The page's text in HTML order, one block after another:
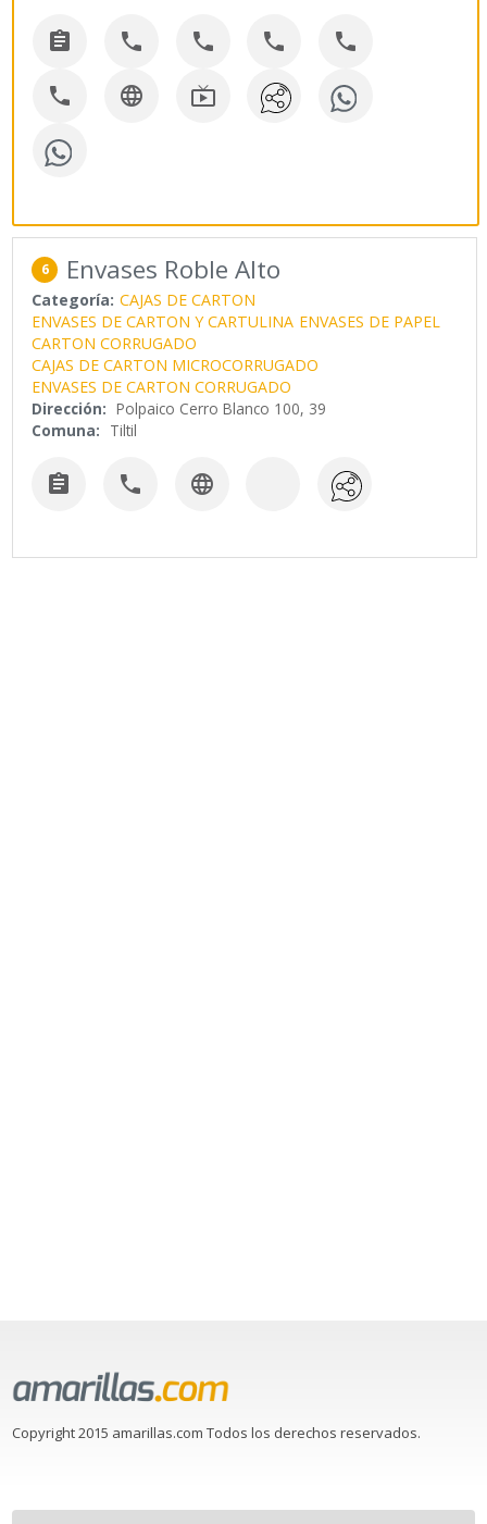
    
  
6 Envases Roble Alto
Categoría: CAJAS DE CARTON
ENVASES DE CARTON Y CARTULINA ENVASES DE PAPEL
CARTON CORRUGADO
CAJAS DE CARTON MICROCORRUGADO
ENVASES DE CARTON CORRUGADO
Dirección: Polpaico Cerro Blanco 100, 39
Comuna: Tiltil
  
Copyright 2015 amarillas.com Todos los derechos reservados.